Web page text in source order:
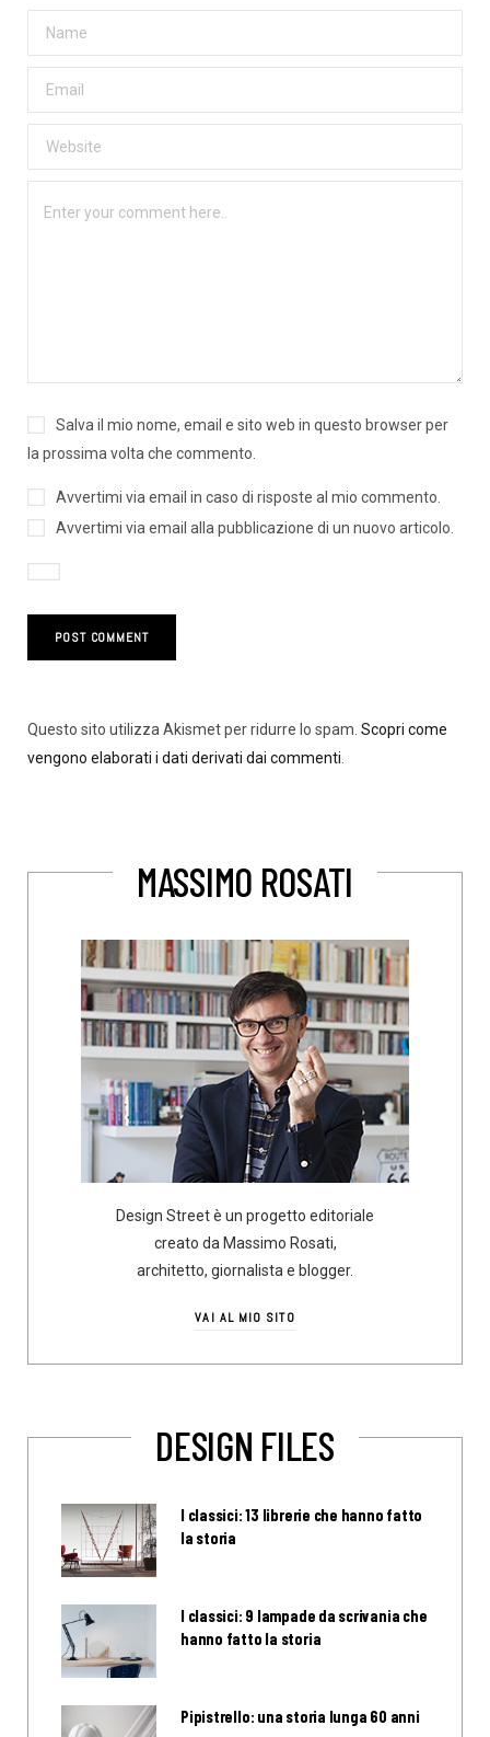
Salva il mio nome, email e sito web in questo browser per
la prossima volta che commento.
Avvertimi via email in caso di risposte al mio commento.
Avvertimi via email alla pubblicazione di un nuovo articolo.
Questo sito utilizza Akismet per ridurre lo spam. Scopri come
vengono elaborati i dati derivati dai commenti.
MASSIMO ROSATI
Design Street è un progetto editoriale
creato da Massimo Rosati,
architetto, giornalista e blogger.
VAI AL MIO SITO
DESIGN FILES
I classici: 13 librerie che hanno fatto
la storia
I classici: 9 lampade da scrivania che
hanno fatto la storia
Pipistrello: una storia lunga 60 anni